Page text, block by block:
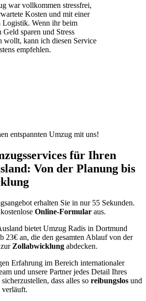
war vollkommen stressfrei,
Kosten und mit einer
Logistik. Wenn ihr beim
Geld sparen und Stress
wollt, kann ich diesen Service
empfehlen.
entspannten Umzug mit uns!
für Ihren
Von der Planung bis
erhalten Sie in nur 55 Sekunden.
Online-Formular aus.
bietet Umzug Radis in Dortmund
23€ an, die den gesamten Ablauf von der
Zollabwicklung abdecken.
Erfahrung im Bereich internationaler
und unsere Partner jedes Detail Ihres
dass alles so reibungslos und